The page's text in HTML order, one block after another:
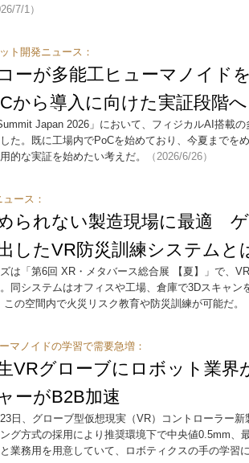
7/1）
ト開発ニュース：
ーが多能工ヒューマノイド
から導入に向けた実証段階へ
Japan 2026」において、フィジカルAI搭載
た。既に工場内でPoCを始めており、今夏までを
的な実証を始めたい考えだ。
（2026/6/26）
ース：
られない製造現場に最適
したVR防災訓練システムと
は「第6回 XR・メタバース総合展 【夏】」で、
同システムはオフィスや工場、倉庫で3Dスキャン
の空間内で火災リスク教育や防災訓練が可能だ。
マノイドの学習で需要急増：
VRグローブにロボット業
ーがB2B加速
日、グローブ型仮想現実（VR）コントローラー
グ方式の採用により推奨環境下で中央値0.5mm、
業務用を用意していて、ロボティクスの手の学習